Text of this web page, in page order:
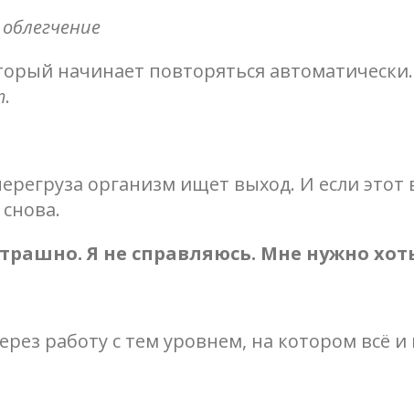
начинает повторяться
.
организм ищет выход. И если
Я не справляюсь. Мне нужно
работу с тем уровнем, на котором всё